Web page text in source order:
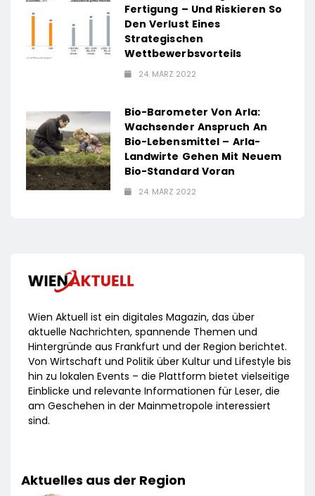
Fertigung – Und Riskieren So
Den Verlust Eines
Strategischen
Wettbewerbsvorteils
24. MÄRZ 2022
Bio-Barometer Von Arla:
Wachsender Anspruch An
Bio-Lebensmittel – Arla-
Landwirte Gehen Mit Neuem
Bio-Standard Voran
24. MÄRZ 2022
Wien Aktuell ist ein digitales Magazin, das über
aktuelle Nachrichten, spannende Themen und
Hintergründe aus Frankfurt und der Region berichtet.
Von Wirtschaft und Politik über Kultur und Lifestyle bis
hin zu lokalen Events – die Plattform bietet vielseitige
Einblicke und relevante Informationen für Leser, die
am Geschehen in der Mainmetropole interessiert
sind.
Aktuelles aus der Region